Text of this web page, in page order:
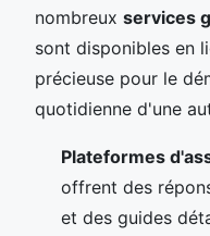
nombreux services
sont disponibles en
précieuse pour le
quotidienne d'une
Plateformes
offrent des
et des guides